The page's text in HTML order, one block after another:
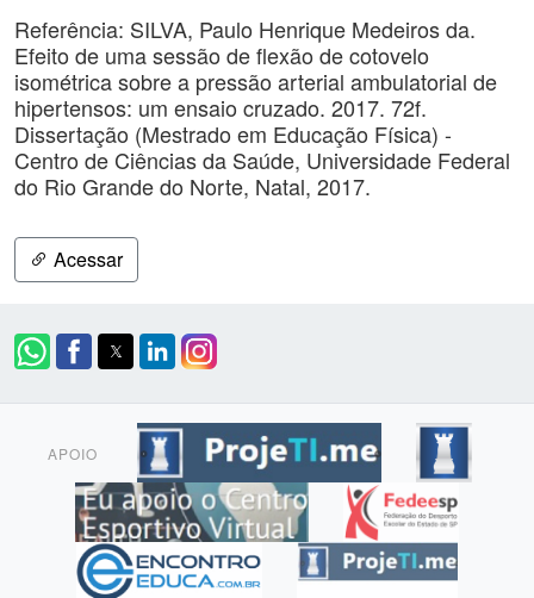
Referência: SILVA, Paulo Henrique Medeiros da.
Efeito de uma sessão de flexão de cotovelo
isométrica sobre a pressão arterial ambulatorial de
hipertensos: um ensaio cruzado. 2017. 72f.
Dissertação (Mestrado em Educação Física) -
Centro de Ciências da Saúde, Universidade Federal
do Rio Grande do Norte, Natal, 2017.
Acessar
APOIO